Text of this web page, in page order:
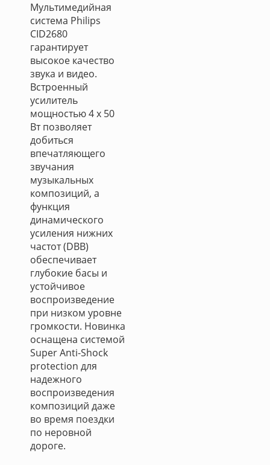
Мультимедийная
система Philips
CID2680
гарантирует
высокое качество
звука и видео.
Встроенный
усилитель
мощностью 4 х 50
Вт позволяет
добиться
впечатляющего
звучания
музыкальных
композиций, а
функция
динамического
усиления нижних
частот (DBB)
обеспечивает
глубокие басы и
устойчивое
воспроизведение
при низком уровне
громкости. Новинка
оснащена системой
Super Anti-Shock
protection для
надежного
воспроизведения
композиций даже
во время поездки
по неровной
дороге.